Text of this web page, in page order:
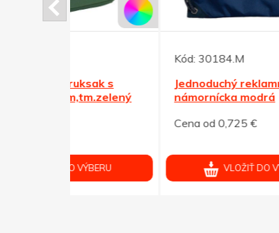
Jednoduchý reklamný ruksak,
námornícka modrá
VLOŽIŤ DO VÝBERU